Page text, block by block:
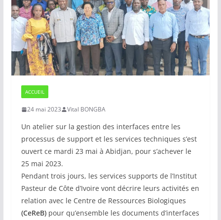
ACCUEIL
24 mai 2023 Vital BONGBA
Un atelier sur la gestion des interfaces entre les
processus de support et les services techniques s’est
ouvert ce mardi 23 mai à Abidjan, pour s’achever le
25 mai 2023.
Pendant trois jours, les services supports de l’Institut
Pasteur de Côte d’Ivoire vont décrire leurs activités en
relation avec le Centre de Ressources Biologiques
(CeReB)pour qu’ensemble les documents d’interfaces